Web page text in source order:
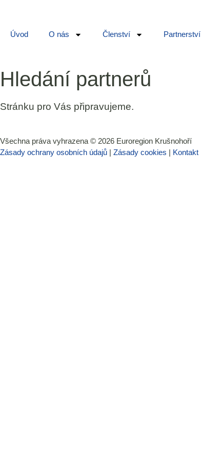
Úvod O nás Členství Partnerství
Hledání partnerů
Stránku pro Vás připravujeme.
Všechna práva vyhrazena © 2026 Euroregion Krušnohoří
Zásady ochrany osobních údajů | Zásady cookies​ | Kontakt​